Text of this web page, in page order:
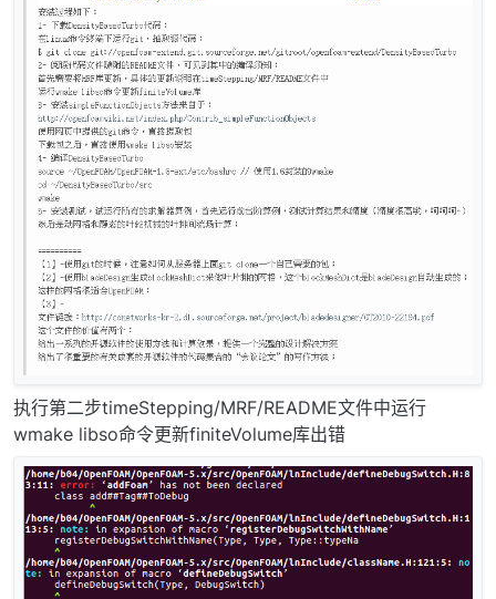
执行第二步timeStepping/MRF/README文件中运行
wmake libso命令更新finiteVolume库出错